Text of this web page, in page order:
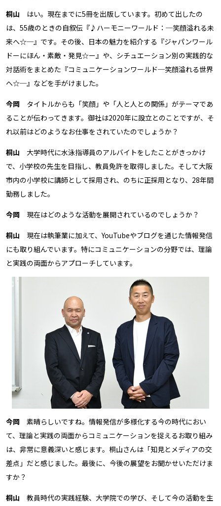
桐山 はい。現在までに5冊を出版しています。初めて出したの
は、55歳のときの自叙伝『♪ハーモニーワールド：─笑顔溢れる未
来へ☆─』です。その後、日本の魅力を紹介する『ジャパンワール
ドーにほん・素敵・発見☆ー』や、シチュエーション別の実践的な
対話術をまとめた『コミュニケーションワールド─笑顔溢れる世界
へ☆─』などを手がけました。
今岡 タイトルからも「笑顔」や「人と人との関係」がテーマであ
ることが伝わってきます。御社は2020年に設立とのことですが、そ
れ以前はどのようなお仕事をされていたのでしょうか？
桐山 大学時代に水泳指導員のアルバイトをしたことがきっかけ
で、小学校の先生を目指し、教員免許を取得しました。そして大阪
市内の小学校に講師として採用され、のちに正採用となり、28年間
勤務しました。
今岡 現在はどのような活動を展開されているのでしょうか？
桐山 現在は執筆業に加えて、YouTubeやブログを通じた情報発信
にも取り組んでいます。特にコミュニケーションの分野では、理論
と実践の両面からアプローチしています。
今岡 素晴らしいですね。情報発信が多様化する今の時代におい
て、理論と実践の両面からコミュニケーションを捉えるお取り組み
は、非常に意義深いと感じます。桐山さんは「知見とメディアの交
差点」だと感じました。最後に、今後の展望をお聞かせいただけま
すか？
桐山 教員時代の実践経験、大学院での学び、そして今の活動を生